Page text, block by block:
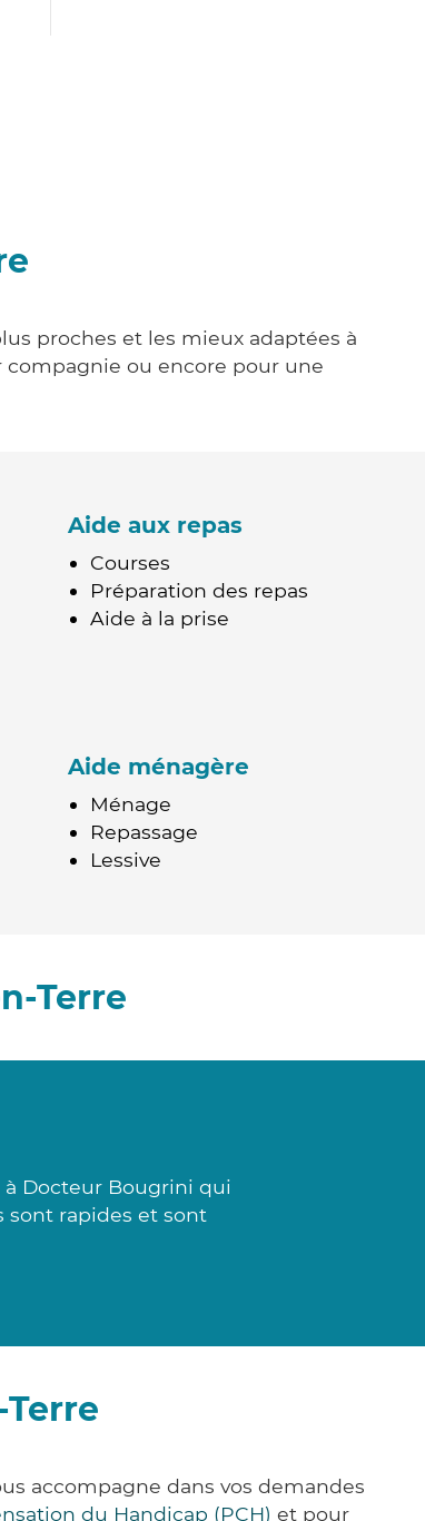
proches et les mieux adaptées à
compagnie ou encore pour une
Aide aux repas
Courses
Préparation des repas
Aide à la prise
Aide ménagère
Ménage
Repassage
Lessive
Terre
Docteur Bougrini qui
sont rapides et sont
accompagne dans vos demandes
du Handicap (PCH) et pour